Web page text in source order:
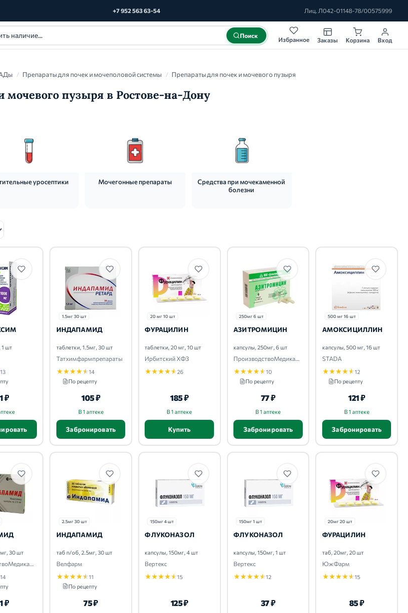
+7 952 563 63-54 Лиц. Л042-01148-78/00575999
Поиск
Избранное Заказы Корзина Вход
/ Препараты для почек и мочеполовой системы / Препараты для почек и мочевого пузыря
мочевого пузыря в Ростове-на-Дону
уросептики Мочегонные препараты
Средства при мочекаменной
болезни
1 шт
13
₽
1.5мг 30 шт
ИНДАПАМИД
таблетки, 1.5мг, 30 шт
Татхимфармпрепараты
★★★★★14
По рецепту
105 ₽
В 1 аптеке
Забронировать
20 мг 10 шт
ФУРАЦИЛИН
таблетки, 20 мг, 10 шт
Ирбитский ХФЗ
★★★★★26
185 ₽
В 1 аптеке
Купить
250мг 6 шт
АЗИТРОМИЦИН
капсулы, 250мг, 6 шт
ПроизводствоМедикаментов-ПроМед
★★★★★10
По рецепту
77 ₽
В 1 аптеке
Забронировать
500 мг 16 шт
АМОКСИЦИЛЛИН
капсулы, 500 мг, 16 шт
STADA
★★★★★12
По рецепту
121 ₽
В 1 аптеке
Забронировать
30 шт
ПроизводствоМедикаментов-ПроМед
14
₽
2.5мг 30 шт
ИНДАПАМИД
таб п/об, 2.5мг, 30 шт
Велфарм
★★★★★11
По рецепту
75 ₽
150мг 4 шт
ФЛУКОНАЗОЛ
капсулы, 150мг, 4 шт
Вертекс
★★★★★15
125 ₽
150мг 1 шт
ФЛУКОНАЗОЛ
капсулы, 150мг, 1 шт
Вертекс
★★★★★12
37 ₽
20мг 20 шт
ФУРАЦИЛИН
таб, 20мг, 20 шт
ЮжФарм
★★★★★15
85 ₽